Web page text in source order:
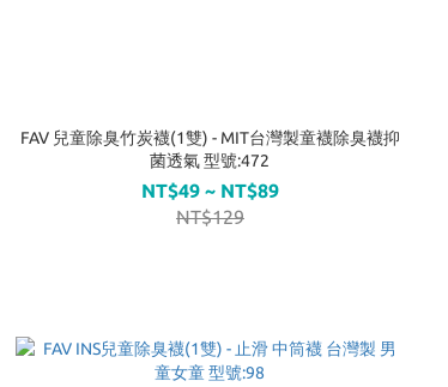
FAV 兒童除臭竹炭襪(1雙) - MIT台灣製童襪除臭襪抑
菌透氣 型號:472
NT$49 ~ NT$89
NT$129